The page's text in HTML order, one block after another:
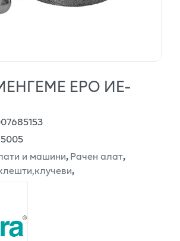
ЕРО ИЕ-
и машини,Рачен алат,
,